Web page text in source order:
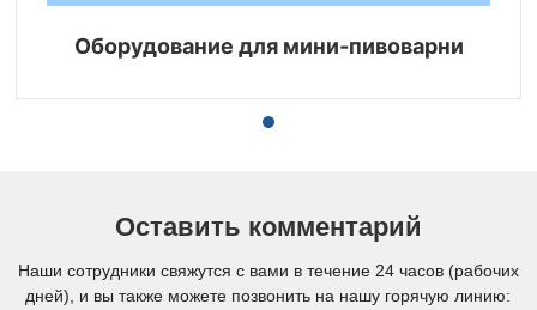
Оборудование для мини-пивоварни
Оставить комментарий
Наши сотрудники свяжутся с вами в течение 24 часов (рабочих
дней), и вы также можете позвонить на нашу горячую линию: